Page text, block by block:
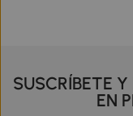
SUSCRÍBETE Y
EN